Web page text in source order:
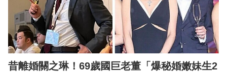
昔離婚關之琳！69歲國巨老董「爆秘婚嫩妹生2